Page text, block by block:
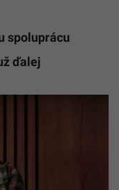
spoluprácu
ďalej